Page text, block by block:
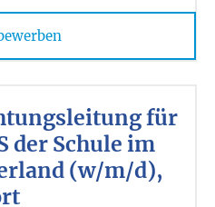
für
der Schule im
(w/m/d),